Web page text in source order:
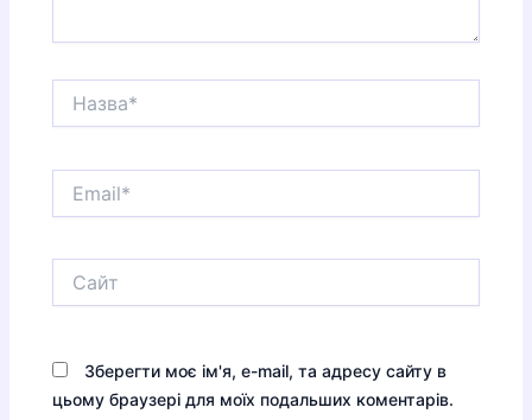
Зберегти моє ім'я, e-mail, та адресу сайту в
цьому браузері для моїх подальших коментарів.